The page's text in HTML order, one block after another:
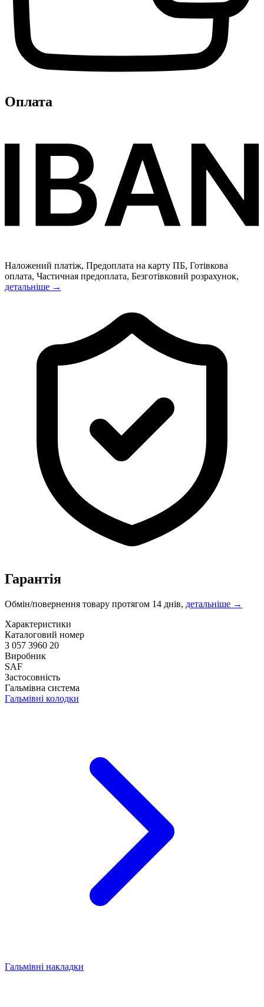
Оплата
Наложений платіж, Предоплата на карту ПБ, Готівкова
оплата, Частичная предоплата, Безготівковий розрахунок,
детальніше →
Гарантія
Обмін/повернення товару протягом 14 днів, детальніше →
Характеристики
Каталоговий номер
3 057 3960 20
Виробник
SAF
Застосовність
Гальмівна система
Гальмівні колодки
Гальмівні накладки